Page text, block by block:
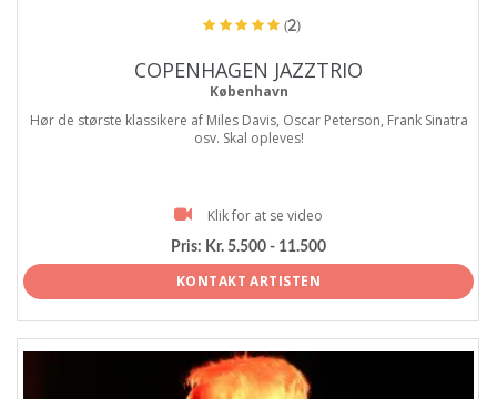
(2)
COPENHAGEN JAZZTRIO
København
Hør de største klassikere af Miles Davis, Oscar Peterson, Frank Sinatra
osv. Skal opleves!
Klik for at se video
Pris: Kr. 5.500 - 11.500
KONTAKT ARTISTEN